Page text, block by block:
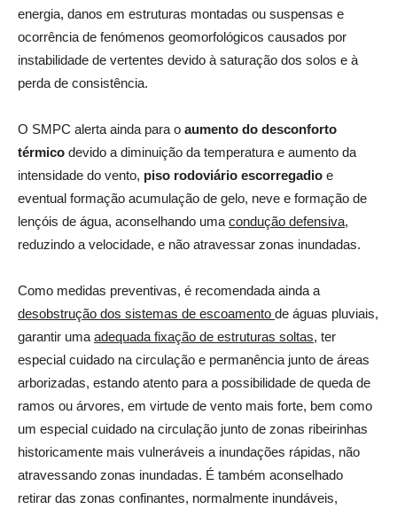
energia, danos em estruturas montadas ou suspensas e
ocorrência de fenómenos geomorfológicos causados por
instabilidade de vertentes devido à saturação dos solos e à
perda de consistência.
O SMPC alerta ainda para o aumento do desconforto
térmico devido a diminuição da temperatura e aumento da
intensidade do vento, piso rodoviário escorregadio e
eventual formação acumulação de gelo, neve e formação de
lençóis de água, aconselhando uma condução defensiva,
reduzindo a velocidade, e não atravessar zonas inundadas.
Como medidas preventivas, é recomendada ainda a
desobstrução dos sistemas de escoamento de águas pluviais,
garantir uma adequada fixação de estruturas soltas, ter
especial cuidado na circulação e permanência junto de áreas
arborizadas, estando atento para a possibilidade de queda de
ramos ou árvores, em virtude de vento mais forte, bem como
um especial cuidado na circulação junto de zonas ribeirinhas
historicamente mais vulneráveis a inundações rápidas, não
atravessando zonas inundadas. É também aconselhado
retirar das zonas confinantes, normalmente inundáveis,